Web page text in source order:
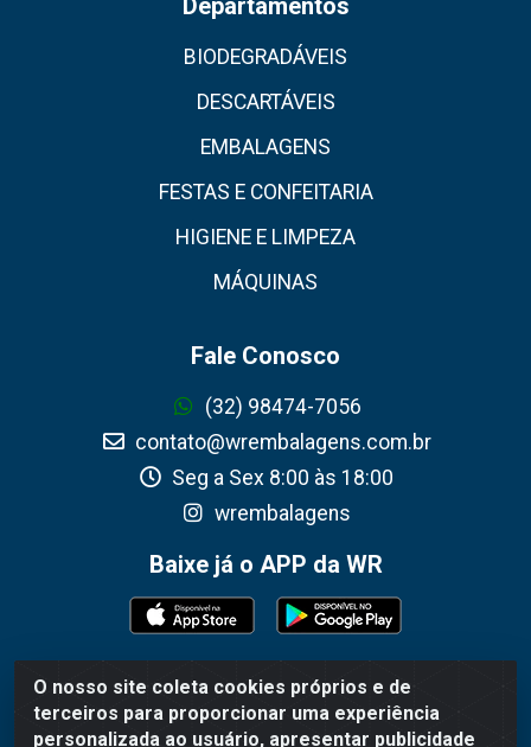
O nosso site coleta cookies próprios e de
terceiros para proporcionar uma experiência
personalizada ao usuário, apresentar publicidade
Departamentos
BIODEGRADÁVEIS
DESCARTÁVEIS
EMBALAGENS
FESTAS E CONFEITARIA
HIGIENE E LIMPEZA
MÁQUINAS
Fale Conosco
(32) 98474-7056
contato@wrembalagens.com.br
Seg a Sex 8:00 às 18:00
wrembalagens
Baixe já o APP da WR
WR Embalagens - R. Cel. Teodoro Gomes de Araújo,
1360 - Grogotó - Barbacena / MG - CEP 36202-628 -